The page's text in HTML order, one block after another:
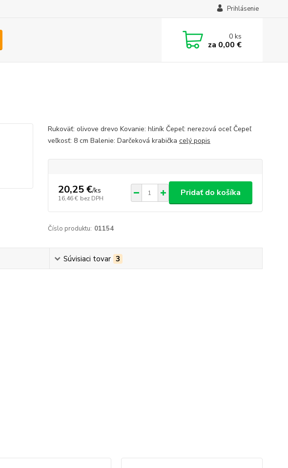
Prihlásenie
0ks
za 0,00 €
Rukoväť: olivove drevo Kovanie: hliník Čepeľ: nerezová oceľ Čepeľ
veľkosť: 8 cm Balenie: Darčeková krabička celý popis
20,25 €/ks
16,46 € bez DPH
Pridať do košíka
Číslo produktu: 01154
Súvisiaci tovar 3